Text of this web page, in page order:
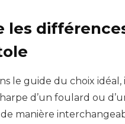
les
le guide du choix
d’un foulard ou
manière